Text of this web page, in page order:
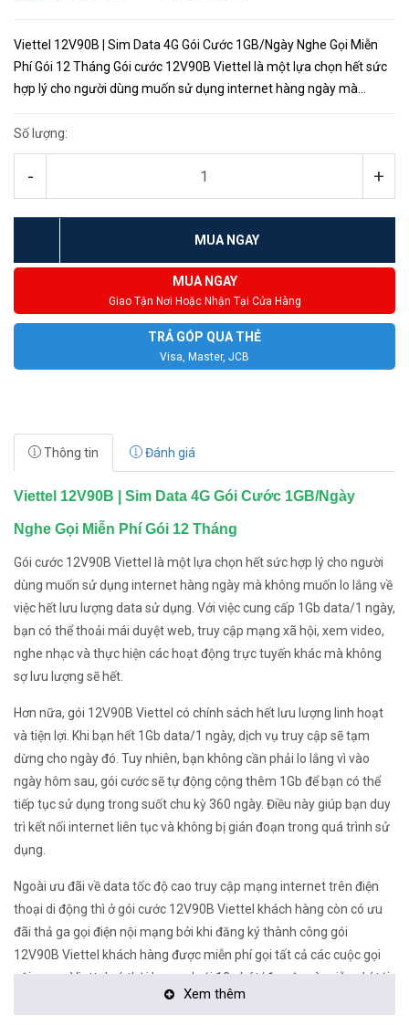
Viettel 12V90B | Sim Data 4G Gói Cước 1GB/Ngày Nghe Gọi Miễn
Phí Gói 12 Tháng Gói cước 12V90B Viettel là một lựa chọn hết sức
hợp lý cho người dùng muốn sử dụng internet hàng ngày mà
Số lượng:
- +
MUA NGAY
MUA NGAY
Giao Tận Nơi Hoặc Nhận Tại Cửa Hàng
TRẢ GÓP QUA THẺ
Visa, Master, JCB
Thông tin Đánh giá
Viettel 12V90B | Sim Data 4G Gói Cước 1GB/Ngày
Nghe Gọi Miễn Phí Gói 12 Tháng
Gói cước 12V90B Viettel là một lựa chọn hết sức hợp lý cho người
dùng muốn sử dụng internet hàng ngày mà không muốn lo lắng về
việc hết lưu lượng data sử dụng. Với việc cung cấp 1Gb data/1 ngày,
bạn có thể thoải mái duyệt web, truy cập mạng xã hội, xem video,
nghe nhạc và thực hiện các hoạt động trực tuyến khác mà không
sợ lưu lượng sẽ hết.
Hơn nữa, gói 12V90B Viettel có chính sách hết lưu lượng linh hoạt
và tiện lợi. Khi bạn hết 1Gb data/1 ngày, dịch vụ truy cập sẽ tạm
dừng cho ngày đó. Tuy nhiên, bạn không cần phải lo lắng vì vào
ngày hôm sau, gói cước sẽ tự động cộng thêm 1Gb để bạn có thể
tiếp tục sử dụng trong suốt chu kỳ 360 ngày. Điều này giúp bạn duy
trì kết nối internet liên tục và không bị gián đoạn trong quá trình sử
dụng.
Ngoài ưu đãi về data tốc độ cao truy cập mạng internet trên điện
thoại di động thì ở gói cước 12V90B Viettel khách hàng còn có ưu
đãi thả ga gọi điện nội mạng bởi khi đăng ký thành công gói
12V90B Viettel khách hàng được miễn phí gọi tất cả các cuộc gọi
nội mạng Viettel có thời lượng dưới 10 phút/ 1 cuộc và miễn phí tới
30 phút gọi ngoại mạng đến các nhà mạng khác tại Việt Nam, đây
Xem thêm